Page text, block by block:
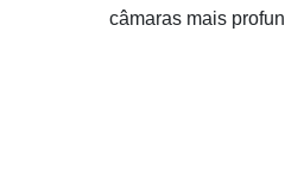
câmaras mais